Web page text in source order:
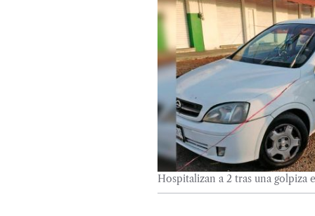
Hospitalizan a 2 tras una golpiza